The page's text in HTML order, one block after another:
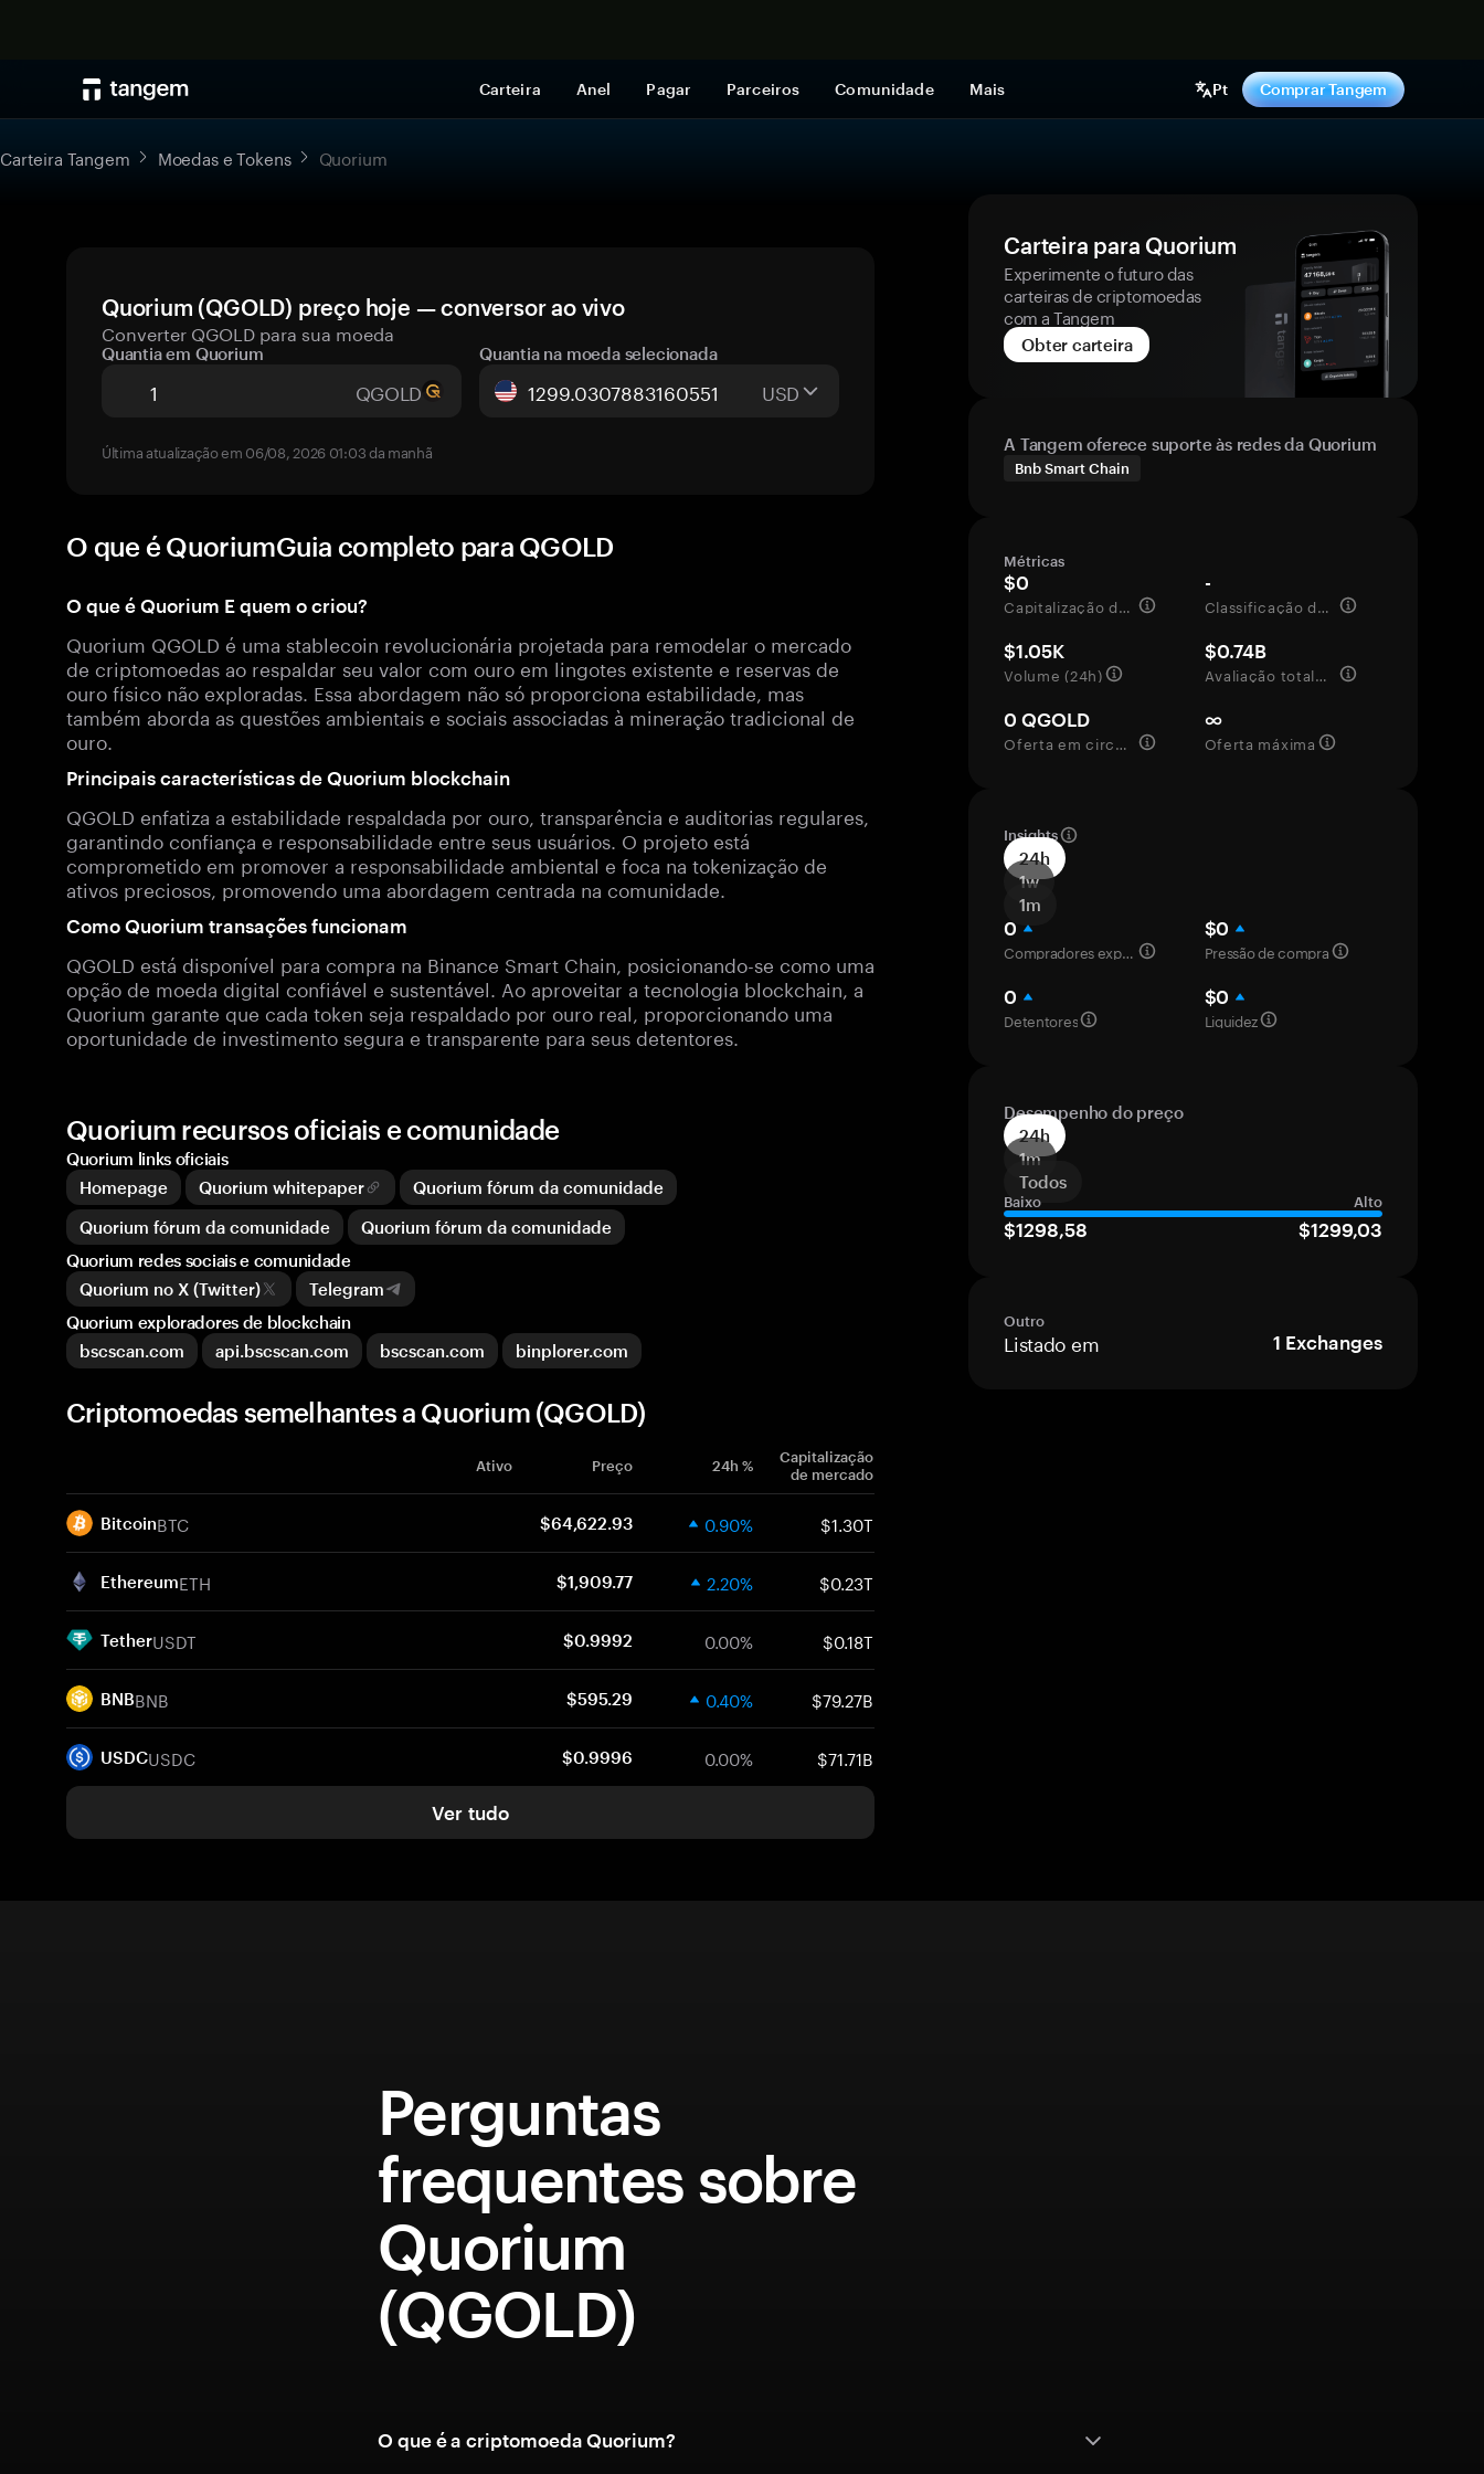
Carteira Anel Pagar Parceiros Comunidade Mais Pt Comprar Tangem
Carteira Tangem Moedas e Tokens Quorium
Quorium (QGOLD) preço hoje — conversor ao vivo
Converter QGOLD para sua moeda
Quantia em Quorium
QGOLD
Quantia na moeda selecionada
USD
Última atualização em 06/08, 2026 01:03 da manhã
O que é QuoriumGuia completo para QGOLD
O que é Quorium E quem o criou?
Quorium QGOLD é uma stablecoin revolucionária projetada para remodelar o mercado
de criptomoedas ao respaldar seu valor com ouro em lingotes existente e reservas de
ouro físico não exploradas. Essa abordagem não só proporciona estabilidade, mas
também aborda as questões ambientais e sociais associadas à mineração tradicional de
ouro.
Principais características de Quorium blockchain
QGOLD enfatiza a estabilidade respaldada por ouro, transparência e auditorias regulares,
garantindo confiança e responsabilidade entre seus usuários. O projeto está
comprometido em promover a responsabilidade ambiental e foca na tokenização de
ativos preciosos, promovendo uma abordagem centrada na comunidade.
Como Quorium transações funcionam
QGOLD está disponível para compra na Binance Smart Chain, posicionando-se como uma
opção de moeda digital confiável e sustentável. Ao aproveitar a tecnologia blockchain, a
Quorium garante que cada token seja respaldado por ouro real, proporcionando uma
oportunidade de investimento segura e transparente para seus detentores.
Carteira para Quorium
Experimente o futuro das
carteiras de criptomoedas
com a Tangem
Obter carteira
A Tangem oferece suporte às redes da Quorium
Bnb Smart Chain
Métricas
$0
Capitalização de mercado
-
Classificação de mercado
$1.05K
Volume (24h)
$0.74B
Avaliação totalmente diluída
0 QGOLD
Oferta em circulação
∞
Oferta máxima
Insights
24h
1w
1m
0
Compradores experientes
$0
Pressão de compra
0
Detentores
$0
Liquidez
Desempenho do preço
24h
1m
Todos
Baixo Alto
$1298,58 $1299,03
Outro
Listado em 1 Exchanges
Quorium recursos oficiais e comunidade
Quorium links oficiais
Homepage
Quorium whitepaper
Quorium fórum da comunidade
Quorium fórum da comunidade
Quorium fórum da comunidade
Quorium redes sociais e comunidade
Quorium no X (Twitter)
Telegram
Quorium exploradores de blockchain
bscscan.com
api.bscscan.com bscscan.com binplorer.com
Criptomoedas semelhantes a Quorium (QGOLD)
Ativo Preço 24h %
Capitalização
de mercado
BitcoinBTC $64,622.93 0.90% $1.30T
EthereumETH $1,909.77 2.20% $0.23T
TetherUSDT $0.9992 0.00% $0.18T
BNBBNB $595.29 0.40% $79.27B
USDCUSDC $0.9996 0.00% $71.71B
Ver tudo
Perguntas
frequentes sobre
Quorium
(QGOLD)
O que é a criptomoeda Quorium?